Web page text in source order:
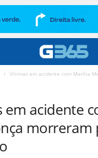
Vítimas em acidente com Marília
em acidente
morreram